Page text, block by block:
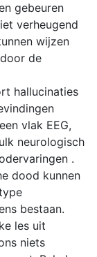
gebeuren
verheugend
wijzen
de
hallucinaties
vlak EEG,
neurologisch
.
dood kunnen
bestaan.
les uit
niets